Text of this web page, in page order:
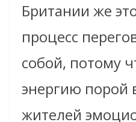
Британии же
процесс
собой, потому
энергию порой
жителей